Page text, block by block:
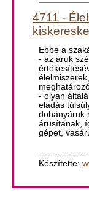
4711 -
Ebbe a
- az áruk
- olyan
eladás
dohányáruk
árusítanak,
gépet,
Készítette: